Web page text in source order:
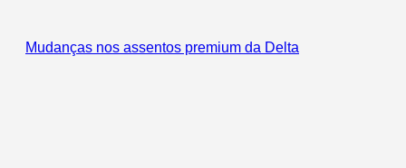
Mudanças nos assentos premium da Delta